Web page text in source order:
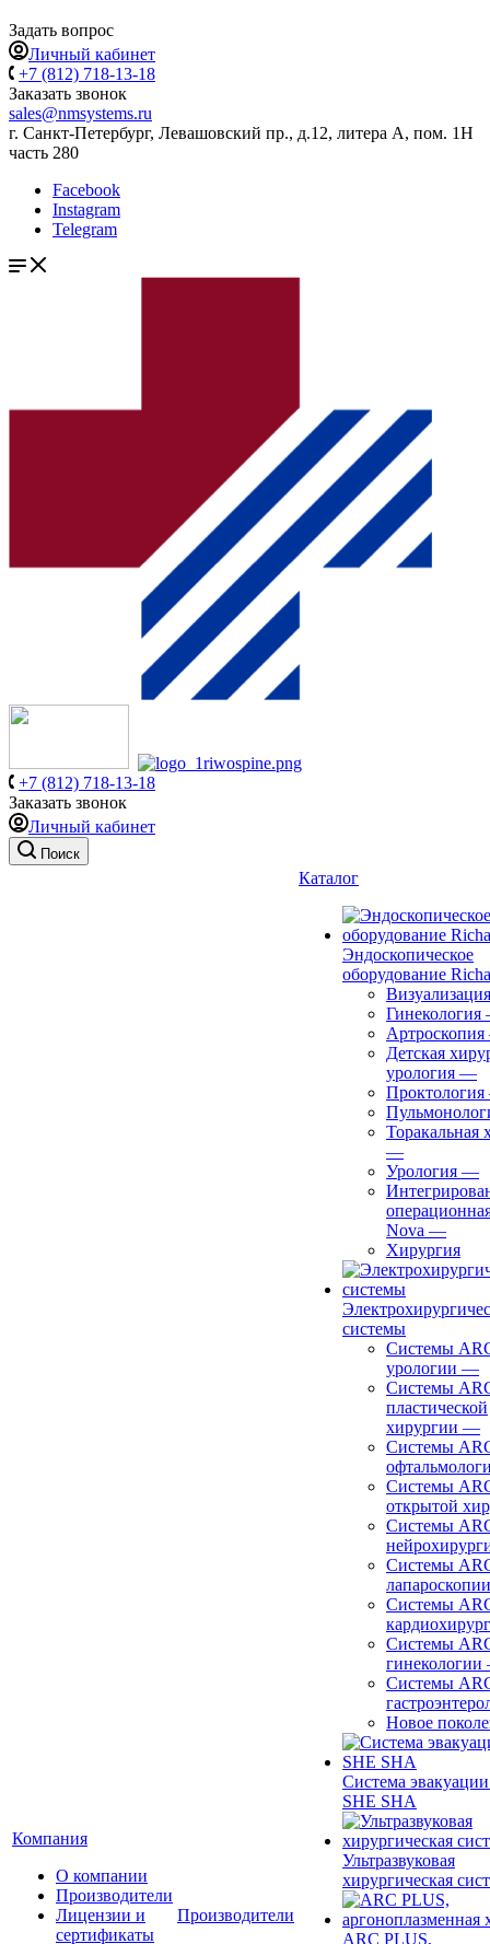
Задать вопрос
Личный кабинет
+7 (812) 718-13-18
Заказать звонок
sales@nmsystems.ru
г. Санкт-Петербург, Левашовский пр., д.12, литера А, пом. 1Н
часть 280
Facebook
Instagram
Telegram
+7 (812) 718-13-18
Заказать звонок
Личный кабинет
Поиск
Компания
О компании
Производители
Лицензии и
сертификаты
Производители
Каталог
Эндоскопическое
оборудование
Визуализация
Гинекология
Артроскопия
Детская
урология —
Проктология
Торакальная
—
Урология —
Nova —
Хирургия
системы
Системы
урологии —
Системы
пластической
хирургии —
Системы
Системы
открытой
Системы
Системы
лапароскопии
Системы
Системы
гинекологии
Системы
Новое
Система
SHE SHA
Ультразвуковая
хирургическая
ARC PLUS,